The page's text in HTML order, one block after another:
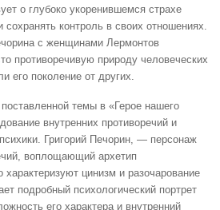
о глубоко укоренившемся страхе
контроль в своих отношениях.
с женщинами Лермонтов
противоречивую природу человеческих
его поколение от других.
темы в «Герое нашего
внутренних противоречий и
Григорий Печорин, — персонаж
воплощающий архетип
характеризуют цинизм и разочарование
подробный психологический портрет
его характера и внутренний